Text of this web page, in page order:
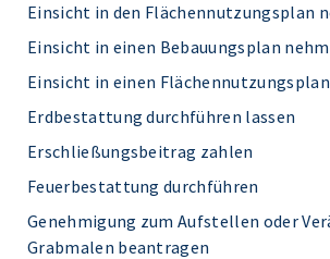
Einsicht in den Flächennutzungsplan
Einsicht in einen Bebauungsplan
Einsicht in einen
Erdbestattung durchführen lassen
Erschließungsbeitrag zahlen
Feuerbestattung durchführen
Genehmigung zum Aufstellen oder
Grabmalen beantragen